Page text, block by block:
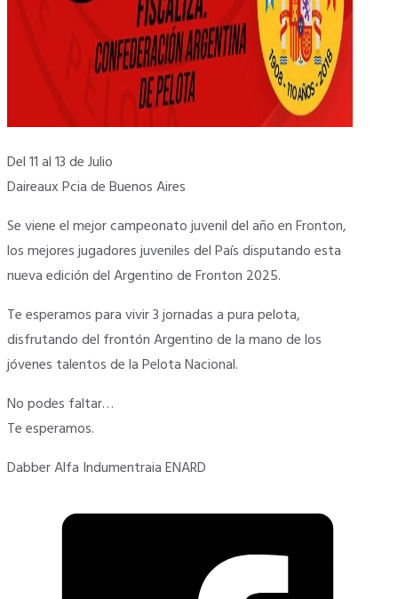
Del 11 al 13 de Julio
Daireaux Pcia de Buenos Aires
Se viene el mejor campeonato juvenil del año en Fronton,
los mejores jugadores juveniles del País disputando esta
nueva edición del Argentino de Fronton 2025.
Te esperamos para vivir 3 jornadas a pura pelota,
disfrutando del frontón Argentino de la mano de los
jóvenes talentos de la Pelota Nacional.
No podes faltar…
Te esperamos.
Dabber Alfa Indumentraia ENARD